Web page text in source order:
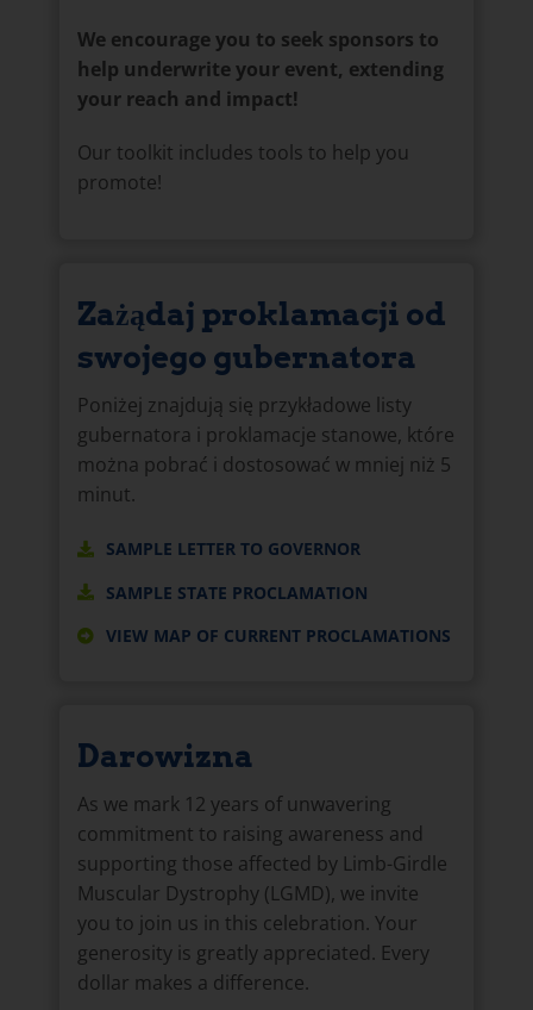
We encourage you to seek sponsors to
help underwrite your event, extending
your reach and impact!
Our toolkit includes tools to help you
promote!
Zażądaj proklamacji od
swojego gubernatora
Poniżej znajdują się przykładowe listy
gubernatora i proklamacje stanowe, które
można pobrać i dostosować w mniej niż 5
minut.
SAMPLE LETTER TO GOVERNOR
SAMPLE STATE PROCLAMATION
VIEW MAP OF CURRENT PROCLAMATIONS
Darowizna
As we mark 12 years of unwavering
commitment to raising awareness and
supporting those affected by Limb-Girdle
Muscular Dystrophy (LGMD), we invite
you to join us in this celebration. Your
generosity is greatly appreciated. Every
dollar makes a difference.